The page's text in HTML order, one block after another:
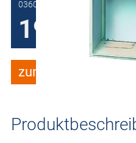
0360-7015-60-07
19"
zum Merkzettel